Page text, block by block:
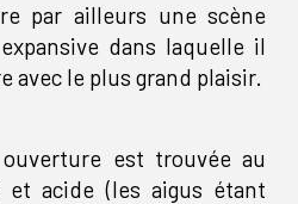
par ailleurs une scène
dans laquelle il
avec le plus grand plaisir.
est trouvée au
et acide (les aigus étant